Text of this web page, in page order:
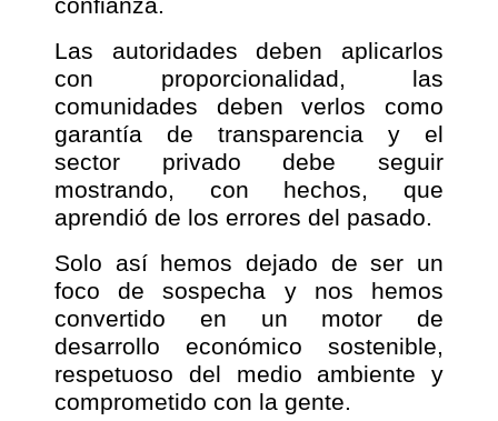
Las autoridades deben aplicarlos
con proporcionalidad, las
comunidades deben verlos como
garantía de transparencia y el
sector privado debe seguir
mostrando, con hechos, que
aprendió de los errores del pasado.
Solo así hemos dejado de ser un
foco de sospecha y nos hemos
convertido en un motor de
desarrollo económico sostenible,
respetuoso del medio ambiente y
comprometido con la gente.